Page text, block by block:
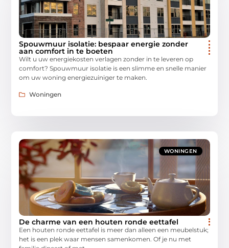
Spouwmuur isolatie: bespaar energie zonder
aan comfort in te boeten
Wilt u uw energiekosten verlagen zonder in te leveren op
comfort? Spouwmuur isolatie is een slimme en snelle manier
om uw woning energiezuiniger te maken.
Woningen
WONINGEN
De charme van een houten ronde eettafel
Een houten ronde eettafel is meer dan alleen een meubelstuk;
het is een plek waar mensen samenkomen. Of je nu met